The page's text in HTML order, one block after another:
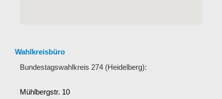
Wahlkreisbüro
Bundestagswahlkreis 274 (Heidelberg):
Mühlbergstr. 10